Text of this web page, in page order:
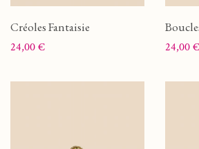
Créoles Fantaisie
Prix
24,00 € Prix
24,00 €